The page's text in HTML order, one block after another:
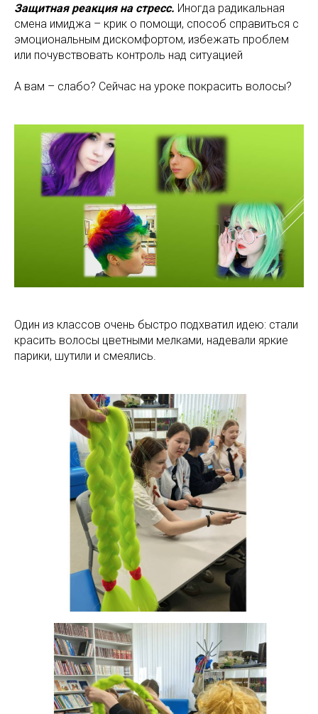
Защитная реакция на стресс. Иногда радикальная
смена имиджа – крик о помощи, способ справиться с
эмоциональным дискомфортом, избежать проблем
или почувствовать контроль над ситуацией
А вам – слабо? Сейчас на уроке покрасить волосы?
Один из классов очень быстро подхватил идею: стали
красить волосы цветными мелками, надевали яркие
парики, шутили и смеялись.